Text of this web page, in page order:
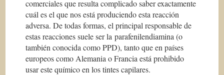
comerciales que resulta complicado saber exactamente
cuál es el que nos está produciendo esta reacción
adversa. De todas formas, el principal responsable de
estas reacciones suele ser la parafenilendiamina (o
también conocida como PPD), tanto que en países
europeos como Alemania o Francia está prohibido
usar este químico en los tintes capilares.